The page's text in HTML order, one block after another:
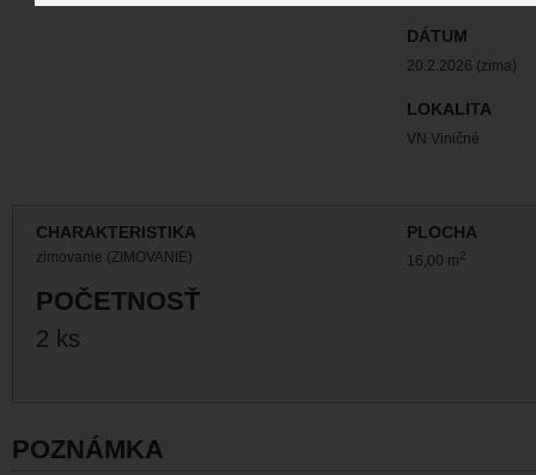
DÁTUM
20.2.2026 (zima)
LOKALITA
VN Viničné
CHARAKTERISTIKA
zimovanie (ZIMOVANIE)
PLOCHA
16,00 m2
POČETNOSŤ
2 ks
POZNÁMKA